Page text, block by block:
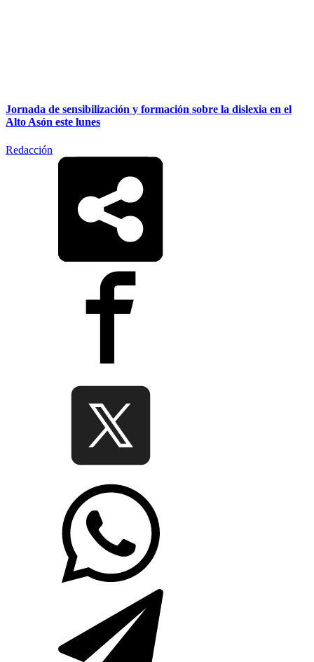
Jornada de sensibilización y formación sobre la dislexia en el
Alto Asón este lunes
Redacción